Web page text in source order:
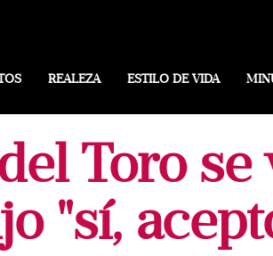
REALEZA ESTILO DE VIDA
Toro
"sí,